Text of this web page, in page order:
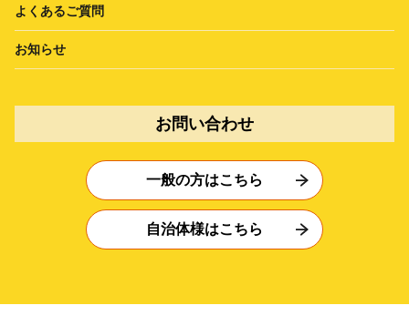
よくあるご質問
お知らせ
お問い合わせ
一般の方はこちら
自治体様はこちら